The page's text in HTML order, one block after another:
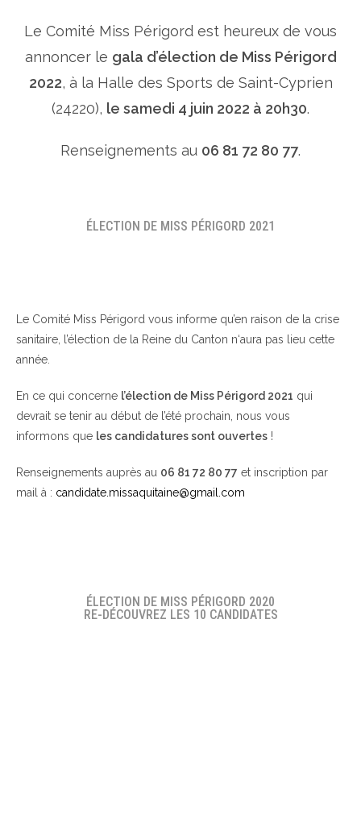
Le Comité Miss Périgord est heureux de vous
annoncer le gala d’élection de Miss Périgord
2022, à la Halle des Sports de Saint-Cyprien
(24220), le samedi 4 juin 2022 à 20h30.
Renseignements au 06 81 72 80 77.
ÉLECTION DE MISS PÉRIGORD 2021
Le Comité Miss Périgord vous informe qu’en raison de la crise
sanitaire, l’élection de la Reine du Canton n‘aura pas lieu cette
année.
En ce qui concerne l’élection de Miss Périgord 2021 qui
devrait se tenir au début de l’été prochain, nous vous
informons que les candidatures sont ouvertes !
Renseignements auprès au 06 81 72 80 77 et inscription par
mail à : candidate.missaquitaine@gmail.com
ÉLECTION DE MISS PÉRIGORD 2020
RE-DÉCOUVREZ LES 10 CANDIDATES